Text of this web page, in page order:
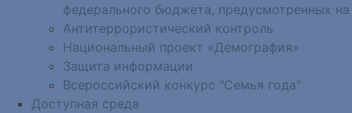
федерального бюджета, предусмотренных на
Антитеррористический контроль
Национальный проект «Демография»
Защита информации
Всероссийский конкурс "Семья года"
Доступная среда